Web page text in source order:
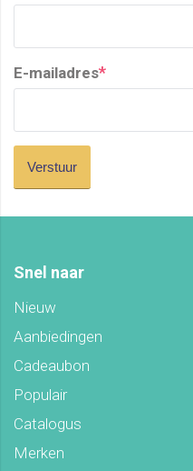
E-mailadres*
Snel naar
Nieuw
Aanbiedingen
Cadeaubon
Populair
Catalogus
Merken